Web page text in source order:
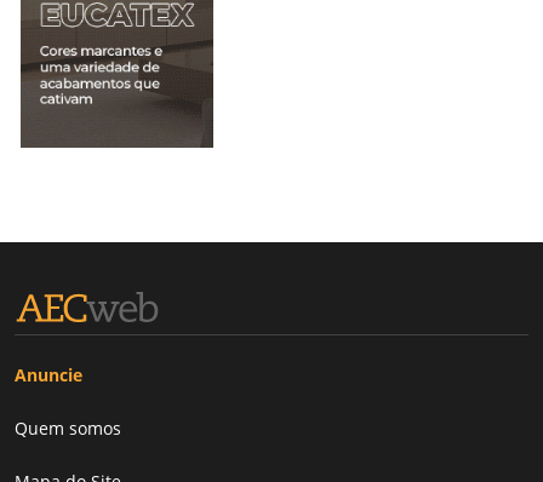
Anuncie
Quem somos